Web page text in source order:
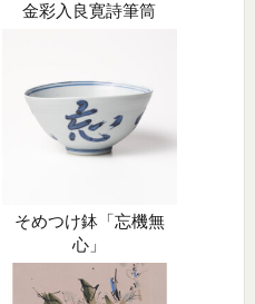
金彩入良寛詩筆筒
そめつけ鉢「忘機無
心」